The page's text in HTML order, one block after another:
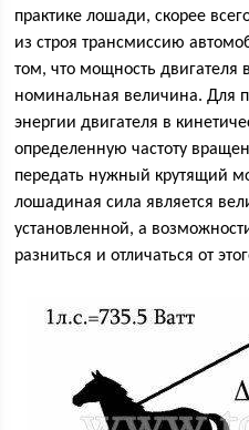
практике лошади, скорее
из строя трансмиссию
том, что мощность двигателя
номинальная величина. Для
энергии двигателя в
определенную частоту
передать нужный крутящий
лошадиная сила является
установленной, а
разниться и отличаться от